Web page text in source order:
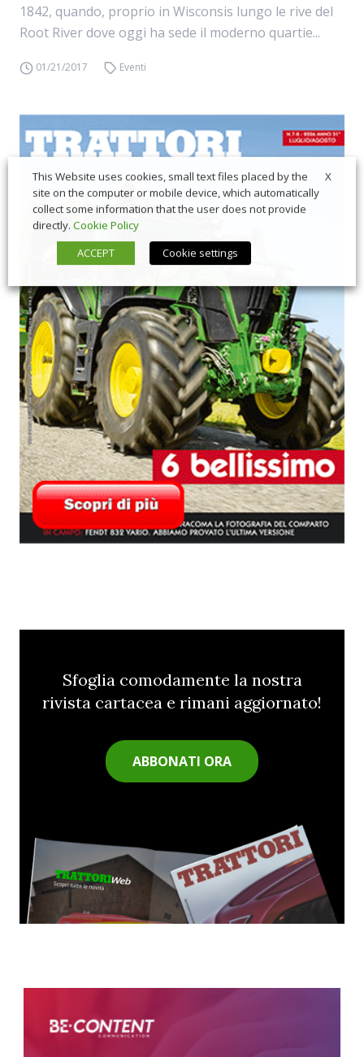
1842, quando, proprio in Wisconsis lungo le rive del
Root River dove oggi ha sede il moderno quartie...
01/21/2017 Eventi
Sfoglia comodamente la nostra
rivista cartacea e rimani aggiornato!
ABBONATI ORA
X
This Website uses cookies, small text files placed by the
site on the computer or mobile device, which automatically
collect some information that the user does not provide
directly. Cookie Policy
ACCEPT
Cookie settings